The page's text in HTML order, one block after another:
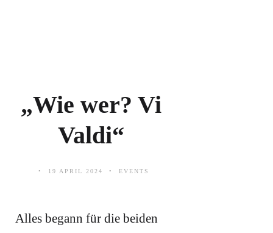
„Wie wer? Vi
Valdi“
19 APRIL 2024 EVENTS
Alles begann für die beiden